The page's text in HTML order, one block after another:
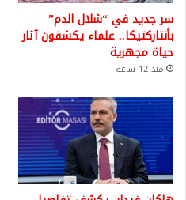
سر جديد في “شلال الدم”
بأنتاركتيكا.. علماء يكشفون آثار
حياة مجهرية
منذ 12 ساعة